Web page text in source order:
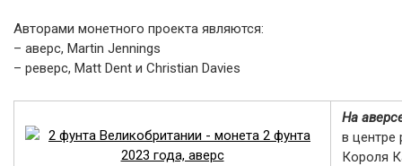
Авторами монетного проекта являются:
– аверс, Martin Jennings
– реверс, Matt Dent и Christian Davies
На
в центре
Короля